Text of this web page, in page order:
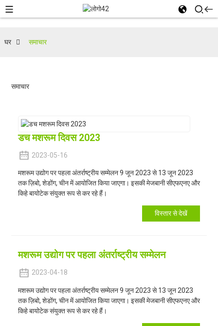
घर समाचार
समाचार
डच मशरूम दिवस 2023
2023-05-16
मशरूम उद्योग पर पहला अंतर्राष्ट्रीय सम्मेलन 9 जून 2023 से 13 जून 2023
तक ज़िबो, शेडोंग, चीन में आयोजित किया जाएगा। इसकी मेजबानी सीएफएनए और
किहे बायोटेक संयुक्त रूप से कर रहे हैं।
विस्तार से देखें
मशरूम उद्योग पर पहला अंतर्राष्ट्रीय सम्मेलन
2023-04-18
मशरूम उद्योग पर पहला अंतर्राष्ट्रीय सम्मेलन 9 जून 2023 से 13 जून 2023
तक ज़िबो, शेडोंग, चीन में आयोजित किया जाएगा। इसकी मेजबानी सीएफएनए और
किहे बायोटेक संयुक्त रूप से कर रहे हैं।